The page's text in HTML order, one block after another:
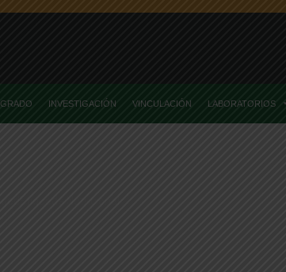
INVESTIGACIÓN VINCULACIÓN LABORATORIOS